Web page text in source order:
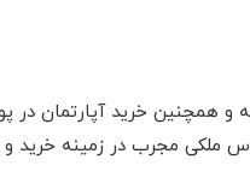
آپارتمان در پونک و حومه و همچنین خرید
ملکی مجرب در زمینه خرید و